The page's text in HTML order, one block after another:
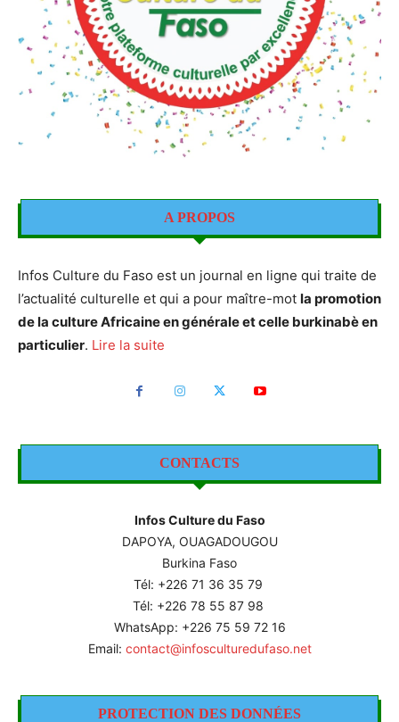
A PROPOS
Infos Culture du Faso est un journal en ligne qui traite de
l’actualité culturelle et qui a pour maître-mot la promotion
de la culture Africaine en générale et celle burkinabè en
particulier. Lire la suite
CONTACTS
Infos Culture du Faso
DAPOYA, OUAGADOUGOU
Burkina Faso
Tél: +226 71 36 35 79
Tél: +226 78 55 87 98
WhatsApp: +226 75 59 72 16
Email: contact@infosculturedufaso.net
PROTECTION DES DONNÉES